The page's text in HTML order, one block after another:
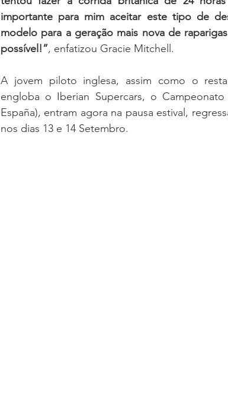
importante para mim aceitar este tipo de
modelo para a geração mais nova de
possível!”, enfatizou Gracie Mitchell.
A jovem piloto inglesa, assim como o
engloba o Iberian Supercars, o
España), entram agora na pausa estival,
nos dias 13 e 14 Setembro.